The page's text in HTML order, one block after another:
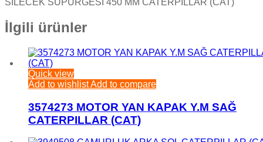
SİLECEK SÜPÜRGESİ 450 MM CATERPILLAR (CAT)
İlgili ürünler
Quick view
Add to wishlistAdd to compare
3574273 MOTOR YAN KAPAK Y.M SAĞ
CATERPILLAR (CAT)